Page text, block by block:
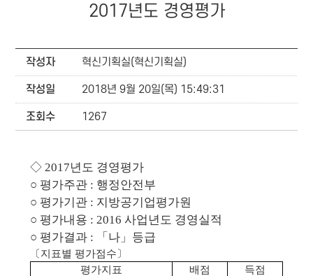
2017년도 경영평가
작성자 혁신기획실(혁신기획실)
작성일 2018년 9월 20일(목) 15:49:31
조회수 1267
◇ 2017년도 경영평가
○ 평가주관 : 행정안전부
○ 평가기관 : 지방공기업평가원
○ 평가내용 : 2016 사업년도 경영실적
○ 평가결과 : 「나」등급
〔지표별 평가점수〕
평가지표
배점
득점